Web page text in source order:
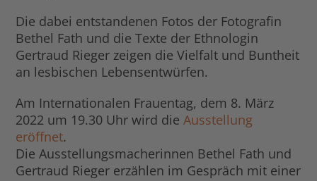
Die dabei entstandenen Fotos der Fotografin
Bethel Fath und die Texte der Ethnologin
Gertraud Rieger zeigen die Vielfalt und Buntheit
an lesbischen Lebensentwürfen.
Am Internationalen Frauentag, dem 8. März
2022 um 19.30 Uhr wird dieAusstellung
eröffnet.
Die Ausstellungsmacherinnen Bethel Fath und
Gertraud Rieger erzählen im Gespräch mit einer